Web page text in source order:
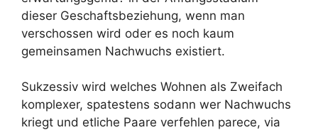
dieser Geschaftsbeziehung, wenn man
verschossen wird oder es noch kaum
gemeinsamen Nachwuchs existiert.
Sukzessiv wird welches Wohnen als Zweifach
komplexer, spatestens sodann wer Nachwuchs
kriegt und etliche Paare verfehlen parece, via